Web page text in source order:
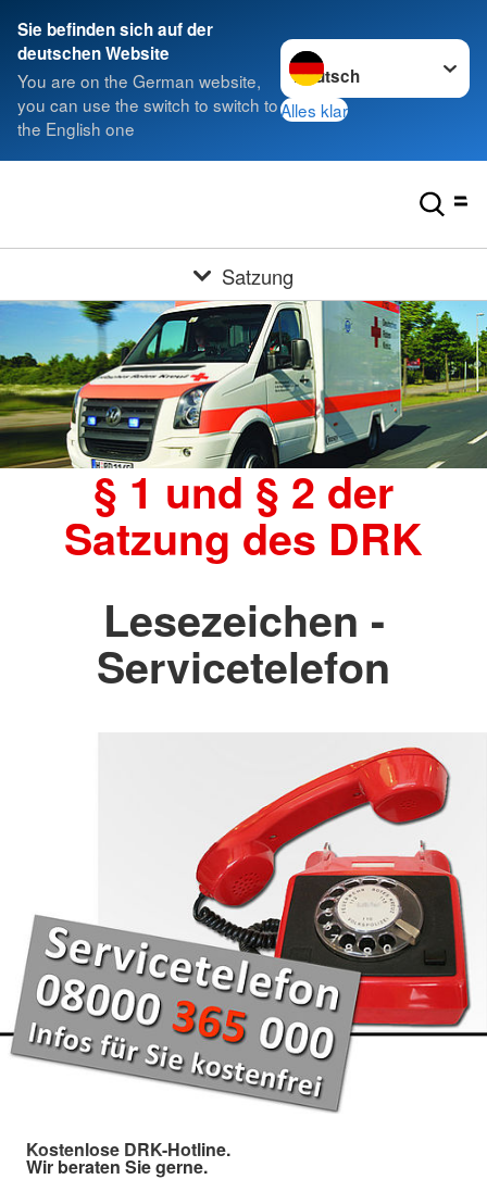
Sie befinden sich auf der
deutschen Website
You are on the German website,
you can use the switch to switch to
the English one
Sprache wechseln zu
Alles klar
Satzung
§ 1 und § 2 der
Satzung des DRK
Lesezeichen -
Servicetelefon
Kostenlose DRK-Hotline.
Wir beraten Sie gerne.